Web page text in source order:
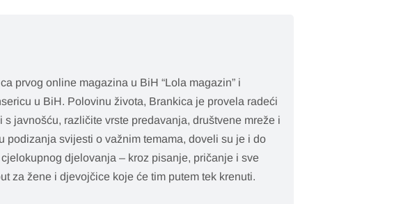
prvog online magazina u BiH “Lola magazin” i
u BiH. Polovinu života, Brankica je provela radeći
javnošću, različite vrste predavanja, društvene mreže i
svijesti o važnim temama, doveli su je i do
djelovanja – kroz pisanje, pričanje i sve
za žene i djevojčice koje će tim putem tek krenuti.